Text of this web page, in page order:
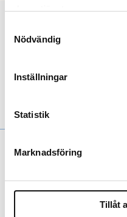
deras tjänster.
Nödvändig
Inställningar
Statistik
Marknadsföring
Tillåt
intellektuella
Fler och fler mord klaras i dag